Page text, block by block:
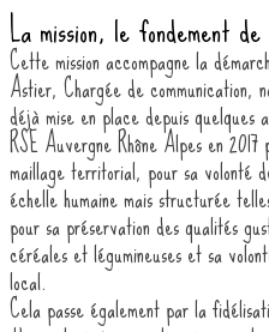
La mission, le fondement
Cette mission accompagne la
Astier, Chargée de
déjà mise en place depuis quelques
RSE Auvergne Rhône Alpes en
maillage territorial, pour sa volonté
échelle humaine mais structurée
pour sa préservation des qualités
céréales et légumineuses et sa
local. »
Cela passe également par la